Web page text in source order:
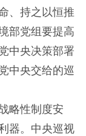
、持之以恒推
部党组要提高
中央决策部署
中央交给的巡
略性制度安
器。中央巡视